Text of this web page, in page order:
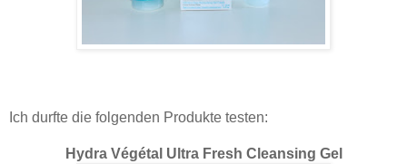
Ich durfte die folgenden Produkte testen:
Hydra Végétal Ultra Fresh Cleansing Gel